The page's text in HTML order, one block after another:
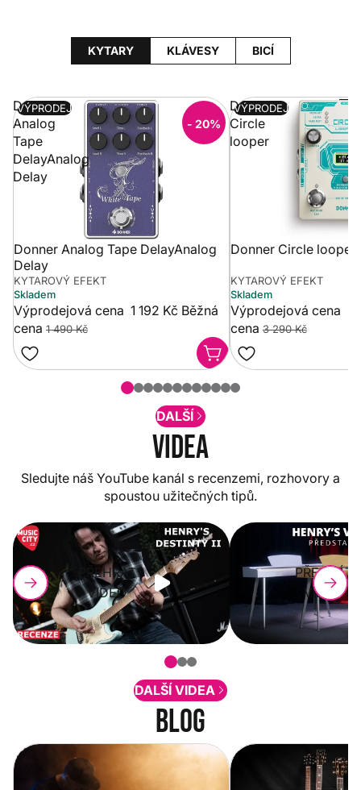
KYTARY KLÁVESY BICÍ
Donner
Analog
Tape
DelayAnalog
Delay
VÝPRODEJ
- 20%
Donner Analog Tape DelayAnalog
Delay
KYTAROVÝ EFEKT
Skladem
Výprodejová cena 1 192 Kč Běžná
cena 1 490 Kč
Donner
Circle
looper
VÝPRODEJ
Donner Circle looper
KYTAROVÝ EFEKT
Skladem
Výprodejová cena
cena3 290 Kč
DALŠÍ
Videa
Sledujte náš YouTube kanál s recenzemi, rozhovory a
spoustou užitečných tipů.
PŘEHRÁT
VIDEO
PŘEHRÁT
VIDEO
DALŠÍ VIDEA
Blog
Vítejte na novém e-shopu Music
City
Jak vybrat